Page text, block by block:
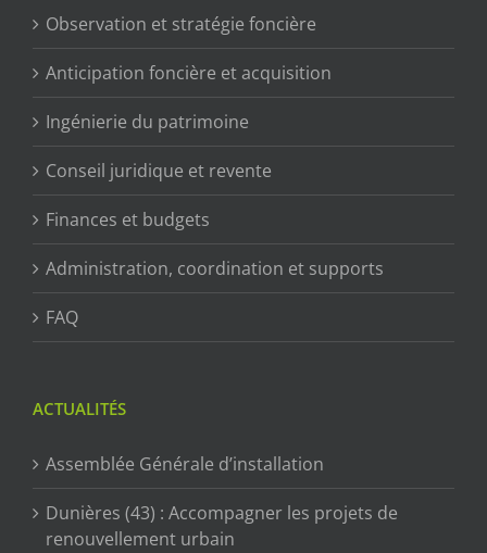
Observation et stratégie foncière
Anticipation foncière et acquisition
Ingénierie du patrimoine
Conseil juridique et revente
Finances et budgets
Administration, coordination et supports
FAQ
ACTUALITÉS
Assemblée Générale d’installation
Dunières (43) : Accompagner les projets de
renouvellement urbain